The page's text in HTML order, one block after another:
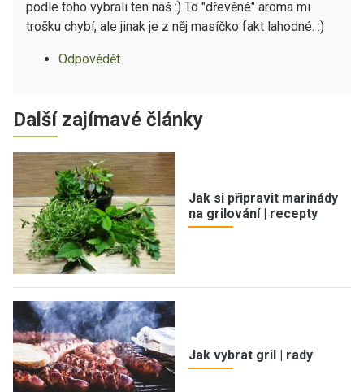
podle toho vybrali ten náš :) To "dřevěné" aroma mi
trošku chybí, ale jinak je z něj masíčko fakt lahodné. :)
Odpovědět
Další zajímavé články
Jak si připravit marinády
na grilování | recepty
Jak vybrat gril | rady